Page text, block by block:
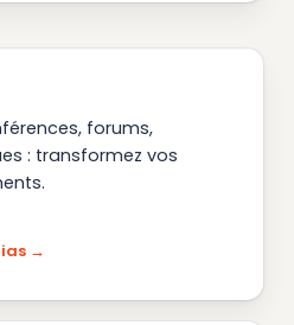
forums,
: transformez vos